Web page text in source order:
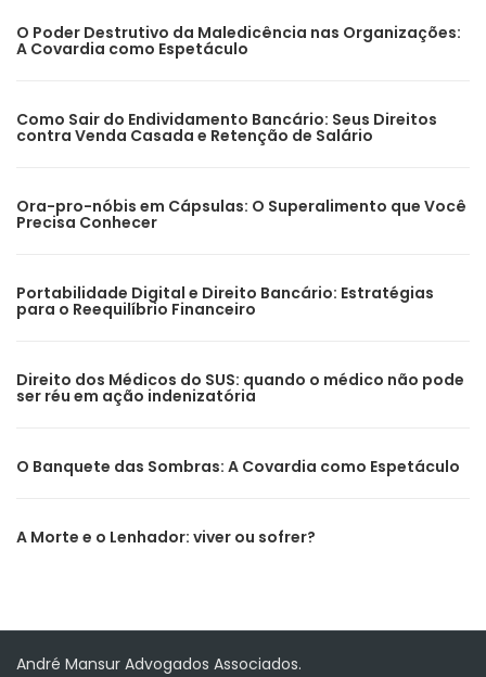
O Poder Destrutivo da Maledicência nas Organizações:
A Covardia como Espetáculo
Como Sair do Endividamento Bancário: Seus Direitos
contra Venda Casada e Retenção de Salário
Ora-pro-nóbis em Cápsulas: O Superalimento que Você
Precisa Conhecer
Portabilidade Digital e Direito Bancário: Estratégias
para o Reequilíbrio Financeiro
Direito dos Médicos do SUS: quando o médico não pode
ser réu em ação indenizatória
O Banquete das Sombras: A Covardia como Espetáculo
A Morte e o Lenhador: viver ou sofrer?
André Mansur Advogados Associados.